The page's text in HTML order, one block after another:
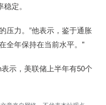
定。
力。”他表示，鉴于通胀
全年保持在当前水平。"
示，美联储上半年有50个